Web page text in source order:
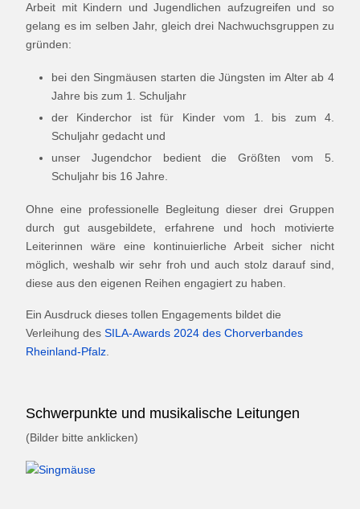
Arbeit mit Kindern und Jugendlichen aufzugreifen und so
gelang es im selben Jahr, gleich drei Nachwuchsgruppen zu
gründen:
bei den Singmäusen starten die Jüngsten im Alter ab 4
Jahre bis zum 1. Schuljahr
der Kinderchor ist für Kinder vom 1. bis zum 4.
Schuljahr gedacht und
unser Jugendchor bedient die Größten vom 5.
Schuljahr bis 16 Jahre.
Ohne eine professionelle Begleitung dieser drei Gruppen
durch gut ausgebildete, erfahrene und hoch motivierte
Leiterinnen wäre eine kontinuierliche Arbeit sicher nicht
möglich, weshalb wir sehr froh und auch stolz darauf sind,
diese aus den eigenen Reihen engagiert zu haben.
Ein Ausdruck dieses tollen Engagements bildet die
Verleihung des SILA-Awards 2024 des Chorverbandes
Rheinland-Pfalz
Schwerpunkte und musikalische Leitungen
(Bilder bitte anklicken)